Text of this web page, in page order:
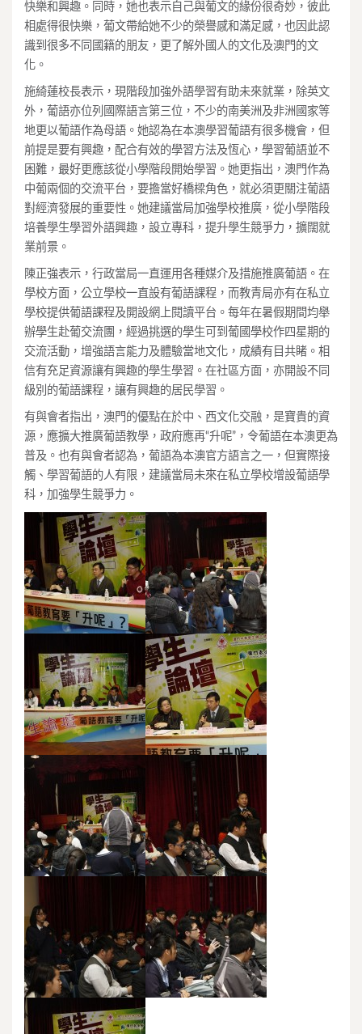
快樂和興趣。同時，她也表示自己與葡文的緣份很奇妙，彼此
相處得很快樂，葡文帶給她不少的榮譽感和滿足感，也因此認
識到很多不同國籍的朋友，更了解外國人的文化及澳門的文
化。
施綺蓮校長表示，現階段加強外語學習有助未來就業，除英文
外，葡語亦位列國際語言第三位，不少的南美洲及非洲國家等
地更以葡語作為母語。她認為在本澳學習葡語有很多機會，但
前提是要有興趣，配合有效的學習方法及恆心，學習葡語並不
困難，最好更應該從小學階段開始學習。她更指出，澳門作為
中葡兩個的交流平台，要擔當好橋樑角色，就必須更關注葡語
對經濟發展的重要性。她建議當局加強學校推廣，從小學階段
培養學生學習外語興趣，設立專科，提升學生競爭力，擴闊就
業前景。
陳正強表示，行政當局一直運用各種媒介及措施推廣葡語。在
學校方面，公立學校一直設有葡語課程，而教青局亦有在私立
學校提供葡語課程及開設網上閱讀平台。每年在暑假期間均舉
辦學生赴葡交流團，經過挑選的學生可到葡國學校作四星期的
交流活動，增強語言能力及體驗當地文化，成績有目共睹。相
信有充足資源讓有興趣的學生學習。在社區方面，亦開設不同
級別的葡語課程，讓有興趣的居民學習。
有與會者指出，澳門的優點在於中、西文化交融，是寶貴的資
源，應擴大推廣葡語教學，政府應再“升呢”，令葡語在本澳更為
普及。也有與會者認為，葡語為本澳官方語言之一，但實際接
觸、學習葡語的人有限，建議當局未來在私立學校增設葡語學
科，加強學生競爭力。